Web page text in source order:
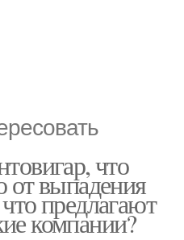
что
от выпадения
предлагают
компании?